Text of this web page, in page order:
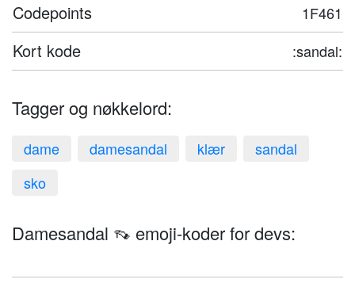
Codepoints 1F461
Kort kode :sandal:
Tagger og nøkkelord:
dame damesandal klær
sandal
sko
Damesandal 👡 emoji-koder for devs: